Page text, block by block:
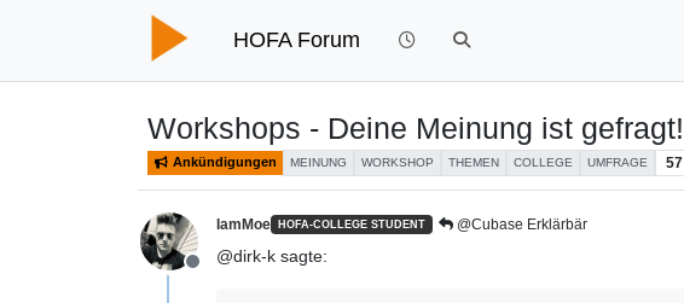
HOFA Forum
Workshops - Deine Meinung ist gefragt!
Ankündigungen MEINUNG WORKSHOP THEMEN COLLEGE UMFRAGE 57
Offline
IamMoe HOFA-COLLEGE STUDENT @Cubase Erklärbär
@dirk-k sagte: